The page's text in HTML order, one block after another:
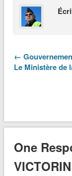
←
Le Ministère de
One